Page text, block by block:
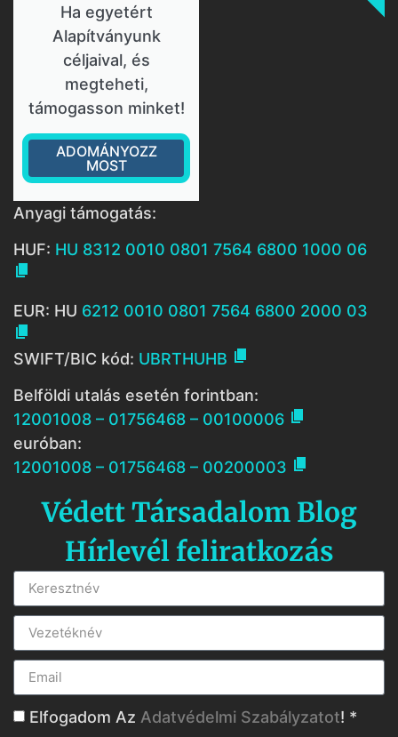
Ha egyetért
Alapítványunk
céljaival, és
megteheti,
támogasson minket!
ADOMÁNYOZZ
MOST
Anyagi támogatás:
HUF: HU 8312 0010 0801 7564 6800 1000 06

EUR: HU 6212 0010 0801 7564 6800 2000 03

SWIFT/BIC kód: UBRTHUHB 
Belföldi utalás esetén forintban:
12001008 – 01756468 – 00100006 
euróban:
12001008 – 01756468 – 00200003 
Védett Társadalom Blog
Hírlevél feliratkozás
Elfogadom Az Adatvédelmi Szabályzatot! *